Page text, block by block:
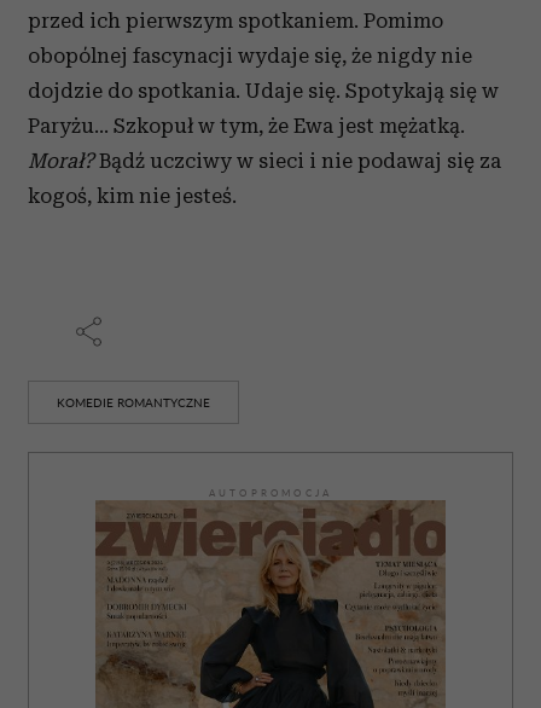
przed ich pierwszym spotkaniem. Pomimo
obopólnej fascynacji wydaje się, że nigdy nie
dojdzie do spotkania. Udaje się. Spotykają się w
Paryżu… Szkopuł w tym, że Ewa jest mężatką.
Morał?Bądź uczciwy w sieci i nie podawaj się za
kogoś, kim nie jesteś.
KOMEDIE ROMANTYCZNE
AUTOPROMOCJA